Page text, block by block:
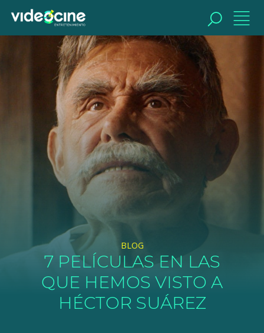
BUSCAR
BLOG
7 PELÍCULAS EN LAS
QUE HEMOS VISTO A
HÉCTOR SUÁREZ